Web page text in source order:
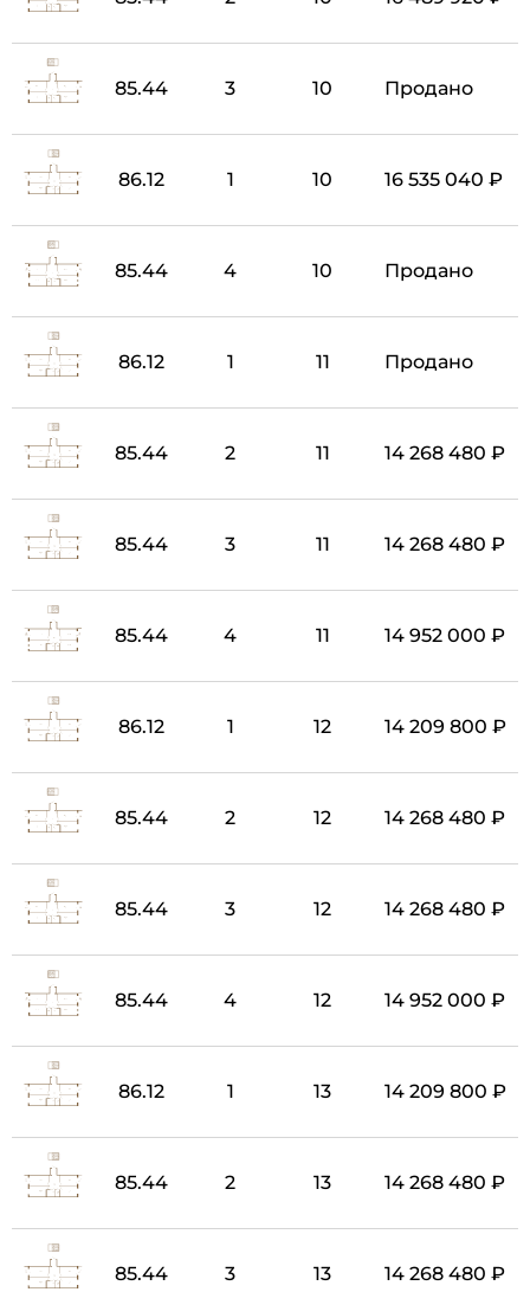
85.44 3 10 Продано
86.12 1 10 16 535 040 ₽
85.44 4 10 Продано
86.12 1 11 Продано
85.44 2 11 14 268 480 ₽
85.44 3 11 14 268 480 ₽
85.44 4 11 14 952 000 ₽
86.12 1 12 14 209 800 ₽
85.44 2 12 14 268 480 ₽
85.44 3 12 14 268 480 ₽
85.44 4 12 14 952 000 ₽
86.12 1 13 14 209 800 ₽
85.44 2 13 14 268 480 ₽
85.44 3 13 14 268 480 ₽